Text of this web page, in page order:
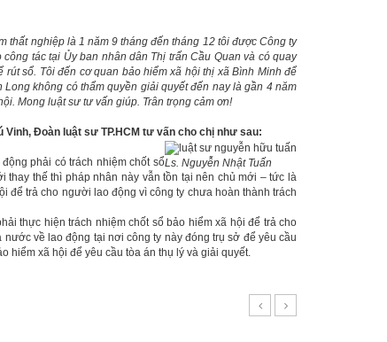
thất nghiệp là 1 năm 9 tháng đến tháng 12 tôi được Công ty
tác tại Ủy ban nhân dân Thị trấn Cầu Quan và có quay
sổ. Tôi đến cơ quan bảo hiểm xã hội thị xã Bình Minh để
không có thẩm quyền giải quyết đến nay là gần 4 năm
Mong luật sư tư vấn giúp. Trân trọng cảm ơn!
Đoàn luật sư TP.HCM tư vấn cho chị như sau:
Ls. Nguyễn Nhật Tuấn
phải có trách nhiệm chốt sổ
thế thì pháp nhân này vẫn tồn tại nên chủ mới – tức là
để trả cho người lao động vì công ty chưa hoàn thành trách
thực hiện trách nhiệm chốt sổ bảo hiểm xã hội để trả cho
về lao động tại nơi công ty này đóng trụ sở để yêu cầu
hiểm xã hội để yêu cầu tòa án thụ lý và giải quyết.